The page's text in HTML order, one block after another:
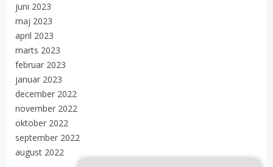
juni 2023
maj 2023
april 2023
marts 2023
februar 2023
januar 2023
december 2022
november 2022
oktober 2022
september 2022
august 2022